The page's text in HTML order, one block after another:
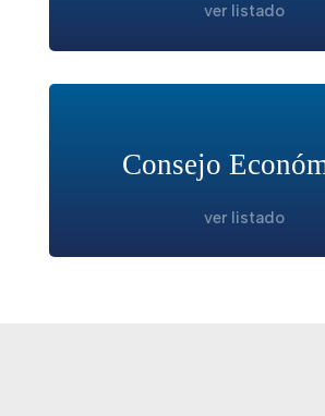
ver listado
Consejo
ver listado